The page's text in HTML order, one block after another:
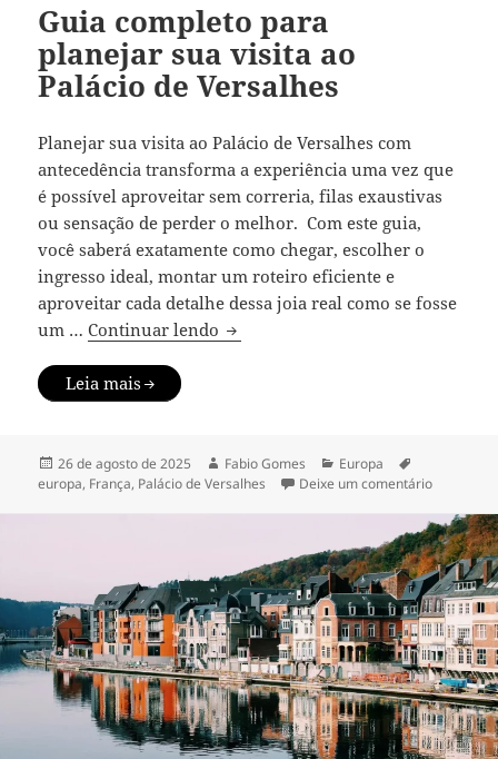
Guia completo para
planejar sua visita ao
Palácio de Versalhes
Planejar sua visita ao Palácio de Versalhes com
antecedência transforma a experiência uma vez que
é possível aproveitar sem correria, filas exaustivas
ou sensação de perder o melhor. Com este guia,
você saberá exatamente como chegar, escolher o
ingresso ideal, montar um roteiro eficiente e
aproveitar cada detalhe dessa joia real como se fosse
um …Continuar lendo Guia completo para planejar sua
Leia mais
Publicado
em
26 de agosto de 2025 Autor
Fabio Gomes Categorias
Europa
europa, França, Palácio de Versalhes Deixe um comentárioem Guia